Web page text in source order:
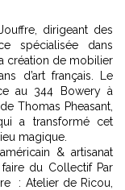
dirigeant des
spécialisée dans
création de mobilier
d’art français. Le
au 344 Bowery à
Thomas Pheasant,
a transformé cet
magique.
& artisanat
du Collectif Par
: Atelier de Ricou,